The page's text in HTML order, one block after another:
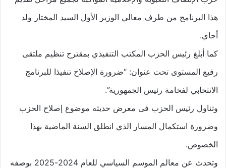
هذا البرنامج من طرف معالي الوزير الأول السيد المختار ولد
أجاي.
كما أبلغ رئيس الحزب المكتب التنفيذي بمقترح تنظيم ملتقى
رفيع المستوى تحت عنوان: “ضرورة الإصلاح تنفيذا للبرنامج
الانتخابي لفخامة رئيس الجمهورية”.
وتناول رئيس الحزب فى معرض حديثه موضوع إصلاح الحزب
وضرورة استكمال المسار الذي انطلق السنة الماضية بهذا
الخصوص.
وتحدث عن معالم الموسم السياسي للعام 2024-2025 بوصفه